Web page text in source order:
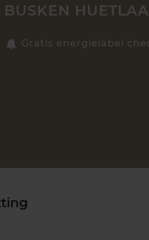
BUSKEN
Gratis energielabel